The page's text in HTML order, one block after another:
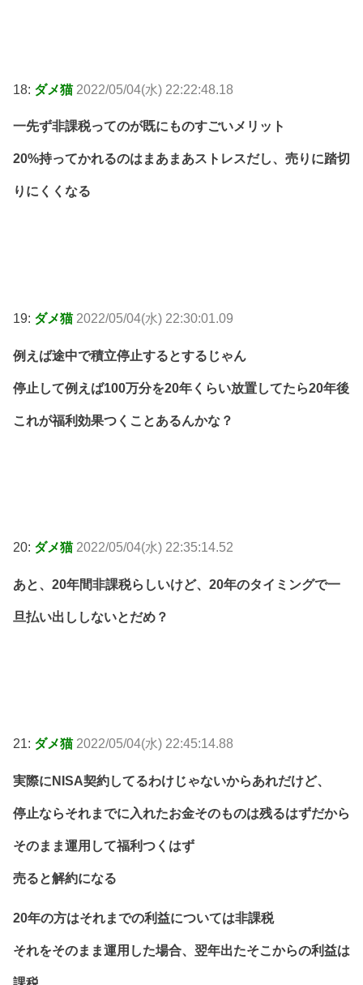
18: ダメ猫 2022/05/04(水) 22:22:48.18
一先ず非課税ってのが既にものすごいメリット
20%持ってかれるのはまあまあストレスだし、売りに踏切
りにくくなる
19: ダメ猫 2022/05/04(水) 22:30:01.09
例えば途中で積立停止するとするじゃん
停止して例えば100万分を20年くらい放置してたら20年後
これが福利効果つくことあるんかな？
20: ダメ猫 2022/05/04(水) 22:35:14.52
あと、20年間非課税らしいけど、20年のタイミングで一
旦払い出ししないとだめ？
21: ダメ猫 2022/05/04(水) 22:45:14.88
実際にNISA契約してるわけじゃないからあれだけど、
停止ならそれまでに入れたお金そのものは残るはずだから
そのまま運用して福利つくはず
売ると解約になる
20年の方はそれまでの利益については非課税
それをそのまま運用した場合、翌年出たそこからの利益は